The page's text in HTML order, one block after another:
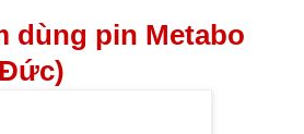
dùng pin Metabo